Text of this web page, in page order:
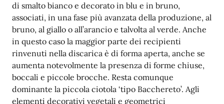
di smalto bianco e decorato in blu e in bruno,
associati, in una fase più avanzata della produzione, al
bruno, al giallo o all’arancio e talvolta al verde. Anche
in questo caso la maggior parte dei recipienti
rinvenuti nella discarica è di forma aperta, anche se
aumenta notevolmente la presenza di forme chiuse,
boccali e piccole brocche. Resta comunque
dominante la piccola ciotola ‘tipo Bacchereto’. Agli
elementi decorativi vegetali e geometrici